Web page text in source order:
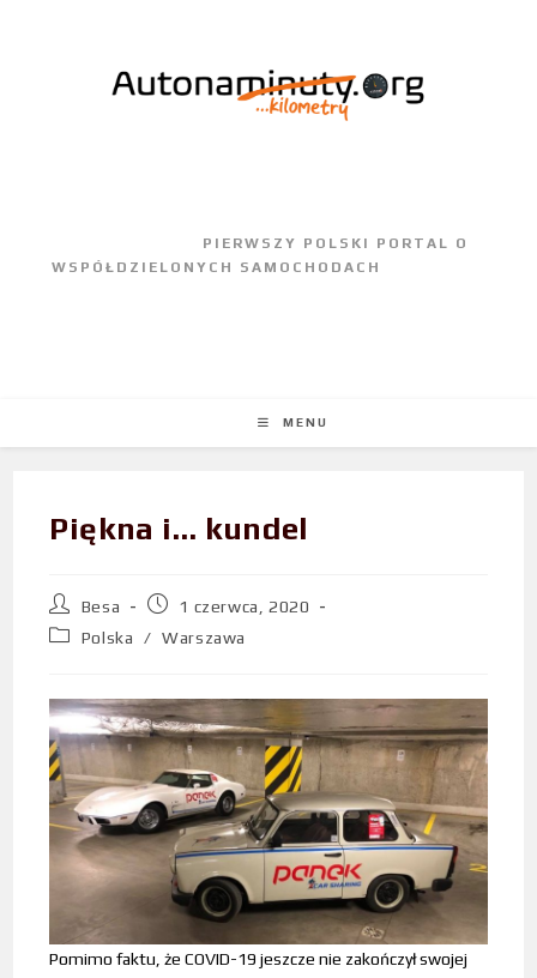
MENU
Piękna i… kundel
Besa
1 czerwca, 2020
Polska
/ Warszawa
Pomimo faktu, że COVID-19 jeszcze nie zakończył swojej